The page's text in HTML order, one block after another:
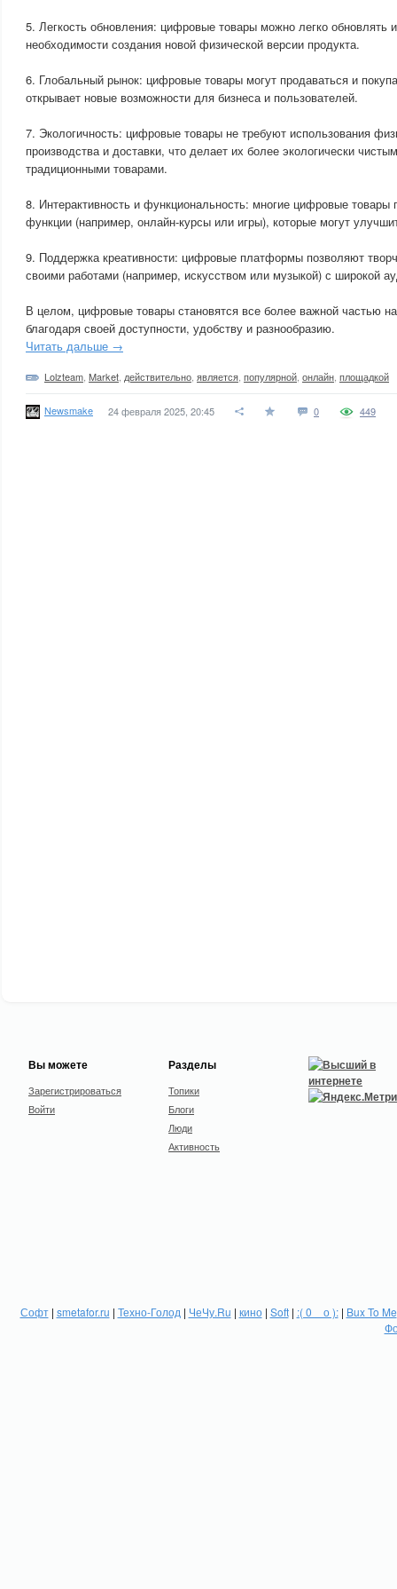
5. Легкость обновления: цифровые товары можно легко обновлять
необходимости создания новой физической версии продукта.
6. Глобальный рынок: цифровые товары могут продаваться и
открывает новые возможности для бизнеса и пользователей.
7. Экологичность: цифровые товары не требуют использования
производства и доставки, что делает их более экологически
традиционными товарами.
8. Интерактивность и функциональность: многие цифровые товары
функции (например, онлайн-курсы или игры), которые могут
9. Поддержка креативности: цифровые платформы позволяют
своими работами (например, искусством или музыкой) с широкой
В целом, цифровые товары становятся все более важной частью
благодаря своей доступности, удобству и разнообразию.
Читать дальше →
Lolzteam Market действительно является популярной онлайн площадкой
Newsmake 24 февраля 2025, 20:45 0 449
Вы можете
Зарегистрироваться
Войти
Разделы
Топики
Блоги
Люди
Активность
Софт| smetafor.ru | Техно-Голод | ЧеЧу.Ru | кино| Soft| :( 0 _ о ):| Bux To Me